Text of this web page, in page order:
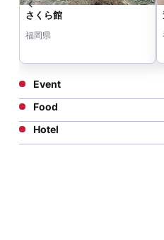
さくら館
福岡県
Event
Food
Hotel